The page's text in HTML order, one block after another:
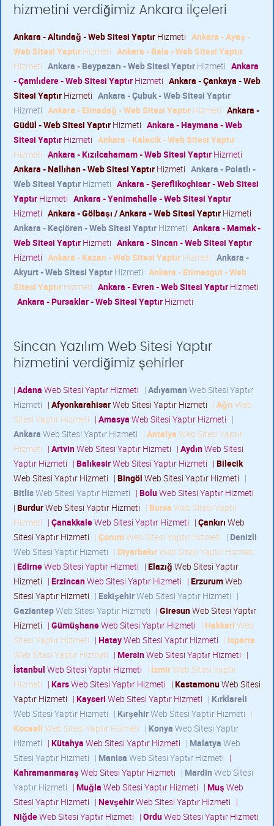
hizmetini verdiğimiz Ankara ilçeleri
Ankara - Altındağ - Web Sitesi Yaptır Hizmeti Ankara - Ayaş -
Web Sitesi Yaptır Hizmeti Ankara - Bala - Web Sitesi Yaptır
Hizmeti Ankara - Beypazarı - Web Sitesi Yaptır Hizmeti Ankara
- Çamlıdere - Web Sitesi Yaptır Hizmeti Ankara - Çankaya - Web
Sitesi Yaptır Hizmeti Ankara - Çubuk - Web Sitesi Yaptır
Hizmeti Ankara - Elmadağ - Web Sitesi Yaptır Hizmeti Ankara -
Güdül - Web Sitesi Yaptır Hizmeti Ankara - Haymana - Web
Sitesi Yaptır Hizmeti Ankara - Kalecik - Web Sitesi Yaptır
Hizmeti Ankara - Kızılcahamam - Web Sitesi Yaptır Hizmeti
Ankara - Nallıhan - Web Sitesi Yaptır Hizmeti Ankara - Polatlı -
Web Sitesi Yaptır Hizmeti Ankara - Şereflikoçhisar - Web Sitesi
Yaptır Hizmeti Ankara - Yenimahalle - Web Sitesi Yaptır
Hizmeti Ankara - Gölbaşı / Ankara - Web Sitesi Yaptır Hizmeti
Ankara - Keçiören - Web Sitesi Yaptır Hizmeti Ankara - Mamak -
Web Sitesi Yaptır Hizmeti Ankara - Sincan - Web Sitesi Yaptır
Hizmeti Ankara - Kazan - Web Sitesi Yaptır Hizmeti Ankara -
Akyurt - Web Sitesi Yaptır Hizmeti Ankara - Etimesgut - Web
Sitesi Yaptır Hizmeti Ankara - Evren - Web Sitesi Yaptır Hizmeti
Ankara - Pursaklar - Web Sitesi Yaptır Hizmeti
Sincan Yazılım Web Sitesi Yaptır
hizmetini verdiğimiz şehirler
| Adana Web Sitesi Yaptır Hizmeti | Adıyaman Web Sitesi Yaptır
Hizmeti | AfyonkarahisarWeb Sitesi Yaptır Hizmeti | Ağrı Web
Sitesi Yaptır Hizmeti | Amasya Web Sitesi Yaptır Hizmeti |
Ankara Web Sitesi Yaptır Hizmeti | Antalya Web Sitesi Yaptır
Hizmeti | ArtvinWeb Sitesi Yaptır Hizmeti | AydınWeb Sitesi
Yaptır Hizmeti | BalıkesirWeb Sitesi Yaptır Hizmeti | Bilecik
Web Sitesi Yaptır Hizmeti | Bingöl Web Sitesi Yaptır Hizmeti |
BitlisWeb Sitesi Yaptır Hizmeti | BoluWeb Sitesi Yaptır Hizmeti
| BurdurWeb Sitesi Yaptır Hizmeti | Bursa Web Sitesi Yaptır
Hizmeti | ÇanakkaleWeb Sitesi Yaptır Hizmeti | Çankırı Web
Sitesi Yaptır Hizmeti | ÇorumWeb Sitesi Yaptır Hizmeti | Denizli
Web Sitesi Yaptır Hizmeti | DiyarbakırWeb Sitesi Yaptır Hizmeti
| EdirneWeb Sitesi Yaptır Hizmeti | Elazığ Web Sitesi Yaptır
Hizmeti | ErzincanWeb Sitesi Yaptır Hizmeti | ErzurumWeb
Sitesi Yaptır Hizmeti | EskişehirWeb Sitesi Yaptır Hizmeti |
GaziantepWeb Sitesi Yaptır Hizmeti | GiresunWeb Sitesi Yaptır
Hizmeti | GümüşhaneWeb Sitesi Yaptır Hizmeti | Hakkari Web
Sitesi Yaptır Hizmeti | HatayWeb Sitesi Yaptır Hizmeti | Isparta
Web Sitesi Yaptır Hizmeti | MersinWeb Sitesi Yaptır Hizmeti |
İstanbul Web Sitesi Yaptır Hizmeti | İzmirWeb Sitesi Yaptır
Hizmeti | KarsWeb Sitesi Yaptır Hizmeti | KastamonuWeb Sitesi
Yaptır Hizmeti | Kayseri Web Sitesi Yaptır Hizmeti | Kırklareli
Web Sitesi Yaptır Hizmeti | KırşehirWeb Sitesi Yaptır Hizmeti |
Kocaeli Web Sitesi Yaptır Hizmeti | Konya Web Sitesi Yaptır
Hizmeti | Kütahya Web Sitesi Yaptır Hizmeti | Malatya Web
Sitesi Yaptır Hizmeti | Manisa Web Sitesi Yaptır Hizmeti |
KahramanmaraşWeb Sitesi Yaptır Hizmeti | Mardin Web Sitesi
Yaptır Hizmeti | Muğla Web Sitesi Yaptır Hizmeti | MuşWeb
Sitesi Yaptır Hizmeti | NevşehirWeb Sitesi Yaptır Hizmeti |
NiğdeWeb Sitesi Yaptır Hizmeti | OrduWeb Sitesi Yaptır Hizmeti